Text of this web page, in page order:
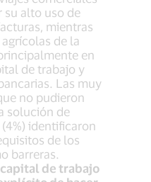
su alto uso de
mientras
de la
en
de trabajo y
Las muy
no pudieron
solución de
identificaron
de los
barreras.
de trabajo